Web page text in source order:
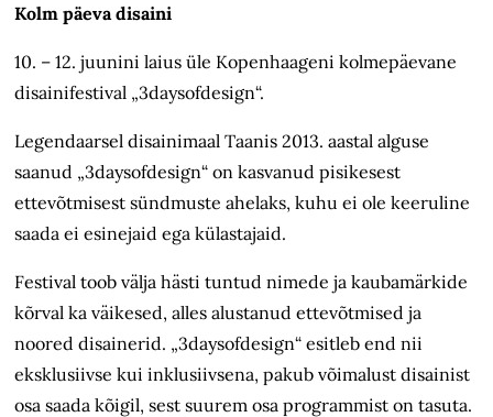
Kolm päeva disaini
10. – 12. juunini laius üle Kopenhaageni kolmepäevane
disainifestival „3daysofdesign“.
Legendaarsel disainimaal Taanis 2013. aastal alguse
saanud „3daysofdesign“ on kasvanud pisikesest
ettevõtmisest sündmuste ahelaks, kuhu ei ole keeruline
saada ei esinejaid ega külastajaid.
Festival toob välja hästi tuntud nimede ja kaubamärkide
kõrval ka väikesed, alles alustanud ettevõtmised ja
noored disainerid. „3daysofdesign“ esitleb end nii
eksklusiivse kui inklusiivsena, pakub võimalust disainist
osa saada kõigil, sest suurem osa programmist on tasuta.